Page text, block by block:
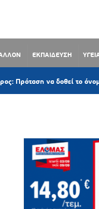
ΕΚΠΑΙΔΕΥΣΗ
να δοθεί το όνομα του